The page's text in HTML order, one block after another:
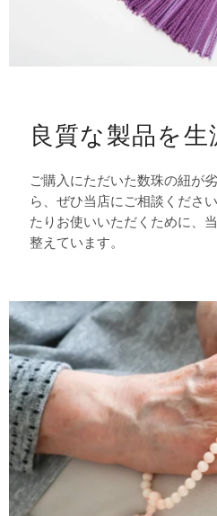
良質な製品を生
ご購入にただいた数珠の紐が
ら、ぜひ当店にご相談くださ
たりお使いいただくために、
整えています。